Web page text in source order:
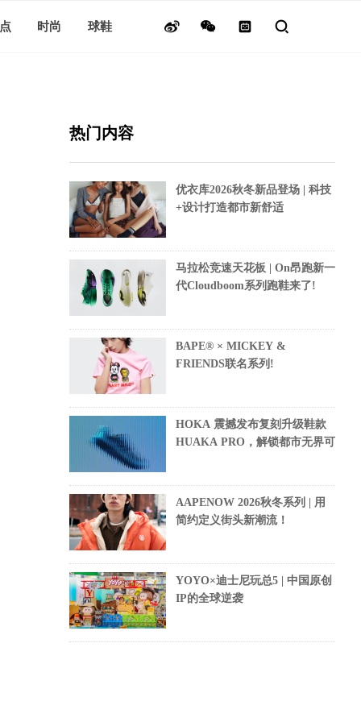
时尚 球鞋
热门内容
优衣库2026秋冬新品登场 | 科技
+设计打造都市新舒适
马拉松竞速天花板 | On昂跑新一
代Cloudboom系列跑鞋来了!
BAPE® × MICKEY &
FRIENDS联名系列!
HOKA 震撼发布复刻升级鞋款
HUAKA PRO，解锁都市无界可
AAPENOW 2026秋冬系列 | 用
简约定义街头新潮流！
YOYO×迪士尼玩总5 | 中国原创
IP的全球逆袭